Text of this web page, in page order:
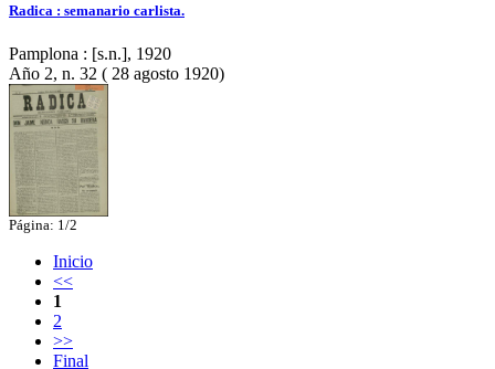
Radica : semanario carlista.
Pamplona : [s.n.], 1920
Año 2, n. 32 ( 28 agosto 1920)
Página: 1/2
Inicio
<<
1
2
>>
Final